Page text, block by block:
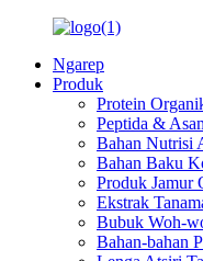
Ngarep
Produk
Protein
Peptida &
Bahan Nutrisi
Bahan Baku
Produk Jamur
Ekstrak
Bubuk Woh-
Bahan-bahan